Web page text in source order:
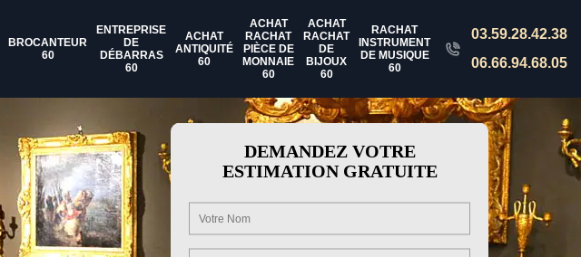
BROCANTEUR
60
ENTREPRISE
DE
DÉBARRAS
60
ACHAT
ANTIQUITÉ
60
ACHAT
RACHAT
PIÈCE DE
MONNAIE
60
ACHAT
RACHAT
DE
BIJOUX
60
RACHAT
INSTRUMENT
DE MUSIQUE
60
03.59.28.42.38
06.66.94.68.05
DEMANDEZ VOTRE
ESTIMATION GRATUITE